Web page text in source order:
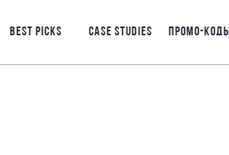
BEST PICKS CASE STUDIES ПРОМО-КОДЫ